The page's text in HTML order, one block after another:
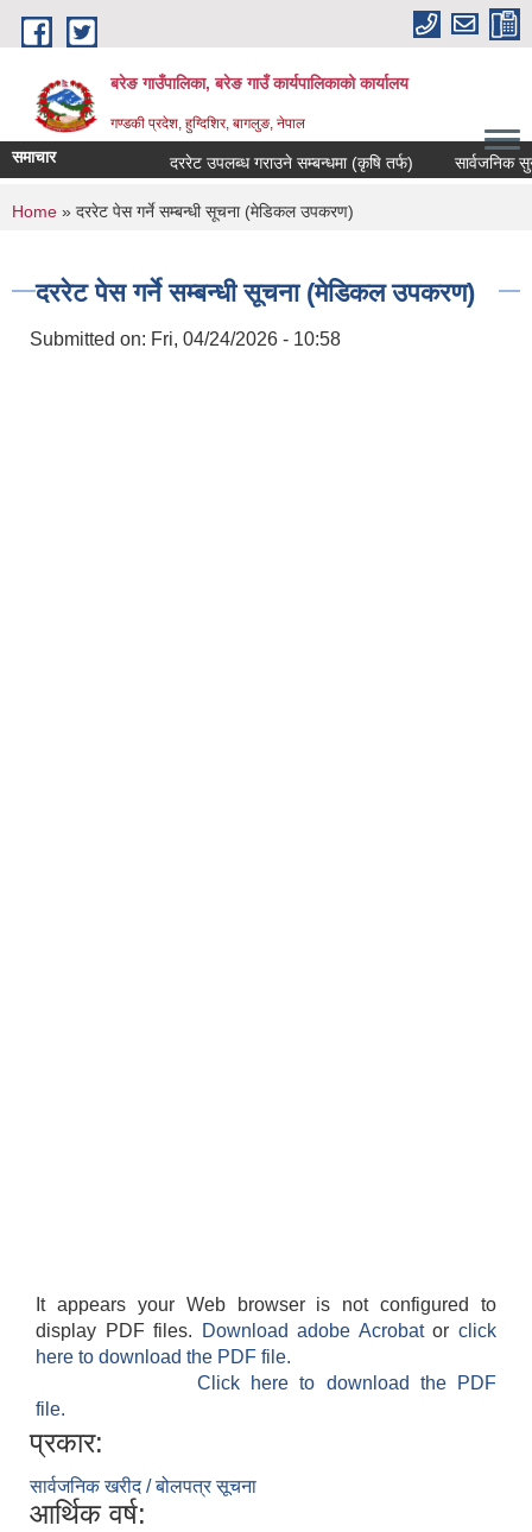
Skip to main content
बरेङ गाउँपालिका, बरेङ गाउँ कार्यपालिकाको कार्यालय
गण्डकी प्रदेश, हुग्दिशिर, बागलुङ, नेपाल
समाचार दररेट उपलब्ध गराउने सम्बन्धमा (कृषि तर्फ) सार्वजनिक
You are here
Home » दररेट पेस गर्ने सम्बन्धी सूचना (मेडिकल उपकरण)
दररेट पेस गर्ने सम्बन्धी सूचना (मेडिकल उपकरण)
Submitted on: Fri, 04/24/2026 - 10:58
It appears your Web browser is not configured to
display PDF files.
Download adobe Acrobatorclick
here to download the PDF file.
Click here to download the PDF
file.
प्रकार:
सार्वजनिक खरीद / बोलपत्र सूचना
आर्थिक वर्ष: